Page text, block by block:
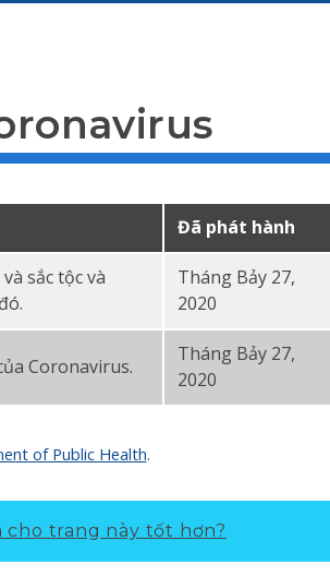
Đã phát hành
sắc tộc và
Tháng Bảy 27,
2020
Coronavirus.
Tháng Bảy 27,
2020
of Public Health.
trang này tốt hơn?